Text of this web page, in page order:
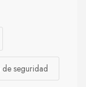
de seguridad